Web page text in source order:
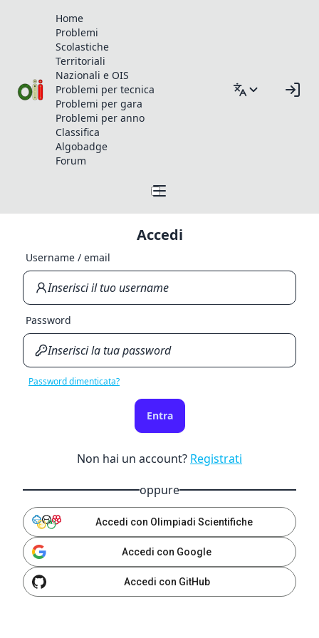
Home
Problemi
Scolastiche
Territoriali
Nazionali e OIS
Problemi per tecnica
Problemi per gara
Problemi per anno
Classifica
Algobadge
Forum
Accedi
Username / email
Password
Password dimenticata?
Entra
Non hai un account? Registrati
oppure
Accedi con Olimpiadi Scientifiche
Accedi con Google
Accedi con GitHub